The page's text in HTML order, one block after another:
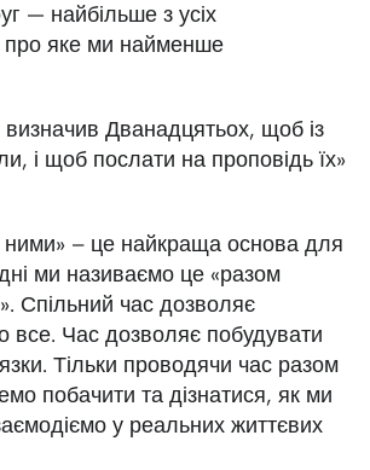
— найбільше з усіх
про яке ми найменше
визначив Дванадцятьох, щоб із
і щоб послати на проповідь їх»
ними» – це найкраща основа для
ми називаємо це «разом
Спільний час дозволяє
все. Час дозволяє побудувати
Тільки проводячи час разом
побачити та дізнатися, як ми
у реальних життєвих